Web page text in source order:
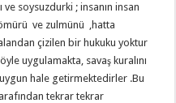
ve soysuzdurki ; insanın insan
ve zulmünü ,hatta
çizilen bir hukuku yoktur
uygulamakta, savaş kuralını
hale getirmektedirler .Bu
tekrar tekrar